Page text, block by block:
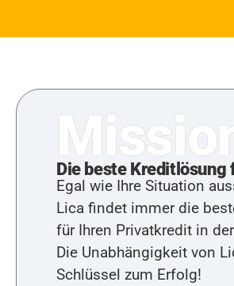
Die beste Kreditlösung
Egal wie Ihre Situation
Lica findet immer die
für Ihren Privatkredit in
Die Unabhängigkeit von
Schlüssel zum Erfolg!